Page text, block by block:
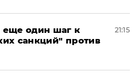
один шаг к
санкций" против
21:15